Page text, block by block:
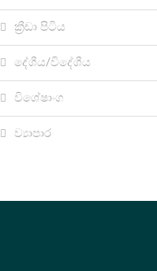
ක්‍රීඩා පිටිය
දේශීය/විදේශීය
විශේෂාංග
ව්‍යාපාර